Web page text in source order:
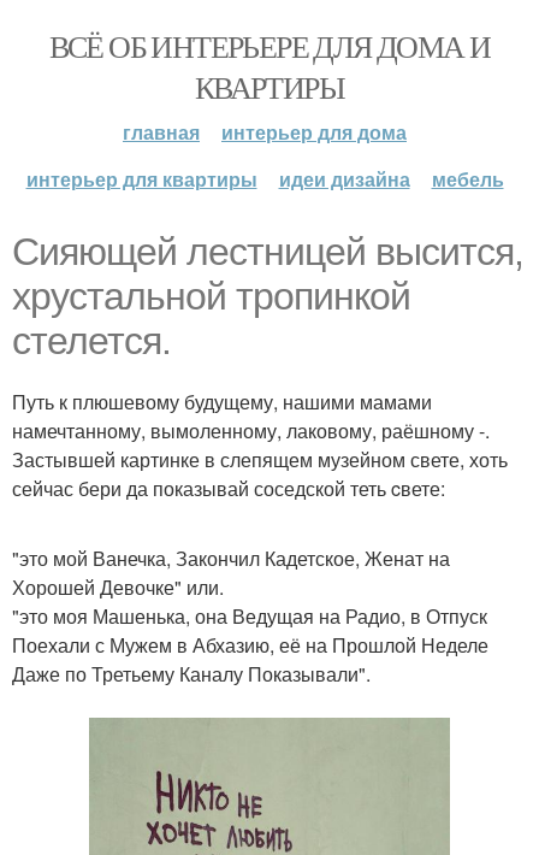
ВСЁ ОБ ИНТЕРЬЕРЕ ДЛЯ ДОМА И
КВАРТИРЫ
главная
интерьер для дома
интерьер для квартиры
идеи дизайна мебель
Сияющей лестницей высится,
хрустальной тропинкой
стелется.
Путь к плюшевому будущему, нашими мамами
намечтанному, вымоленному, лаковому, раёшному -.
Застывшей картинке в слепящем музейном свете, хоть
сейчас бери да показывай соседской теть cвете:
"это мой Ванечка, Закончил Кадетское, Женат на
Хорошей Девочке" или.
"это моя Машенька, она Ведущая на Радио, в Отпуск
Поехали с Мужем в Абхазию, её на Прошлой Неделе
Даже по Третьему Каналу Показывали".